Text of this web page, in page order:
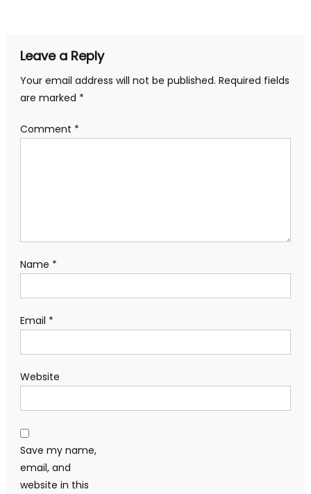
Leave a Reply
Your email address will not be published. Required fields
are marked *
Comment *
Name *
Email *
Website
Save my name,
email, and
website in this